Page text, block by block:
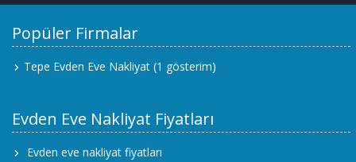
Popüler Firmalar
Tepe Evden Eve Nakliyat (1 gösterim)
Evden Eve Nakliyat Fiyatları
Evden eve nakliyat fiyatları